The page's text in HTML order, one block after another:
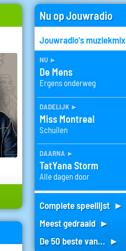
Nu op Jouwradio
Jouwradio's muziekmix
nu ►
De Mens
Ergens onderweg
dadelijk ►
Miss Montreal
Schuilen
daarna ►
TatYana Storm
Alle dagen door
Complete speellijst ►
Meest gedraaid ►
De 50 beste van... ►